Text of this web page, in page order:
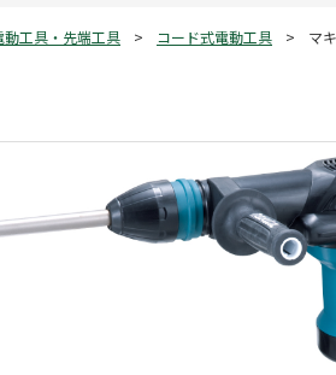
動工具・先端工具 > コード式電動工具 > マ